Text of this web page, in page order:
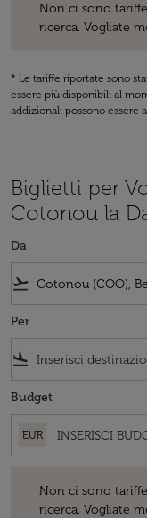
Non ci sono
ricerca. Vogliate
* Le tariffe riportate sono
essere più disponibili al
addizionali possono essere
Biglietti per
Cotonou la
Da
flight_takeoff
Per
flight_land
Budget
EUR
Non ci sono
ricerca. Vogliate